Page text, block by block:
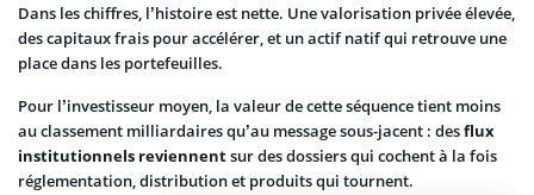
Dans les chiffres, l’histoire est nette. Une valorisation privée élevée,
des capitaux frais pour accélérer, et un actif natif qui retrouve une
place dans les portefeuilles.
Pour l’investisseur moyen, la valeur de cette séquence tient moins
au classement milliardaires qu’au message sous-jacent : desflux
institutionnels reviennentsur des dossiers qui cochent à la fois
réglementation, distribution et produits qui tournent.